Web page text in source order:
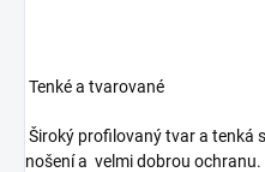
Tenké a tvarované
Široký profilovaný tvar a tenká
nošení a velmi dobrou ochranu.